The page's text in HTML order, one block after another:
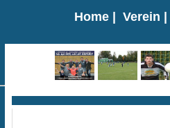
Home Verein